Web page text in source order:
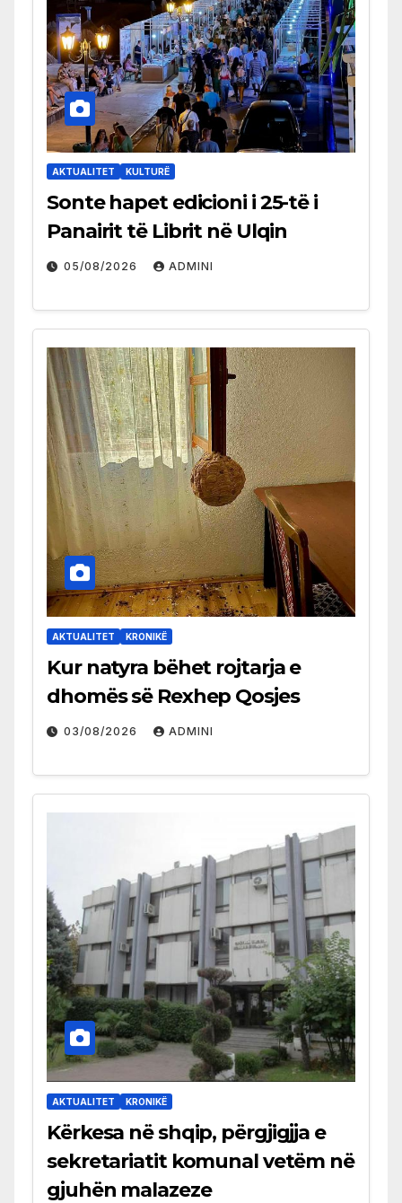
AKTUALITET KULTURË
Sonte hapet edicioni i 25-të i
Panairit të Librit në Ulqin
05/08/2026 ADMINI
AKTUALITET KRONIKË
Kur natyra bëhet rojtarja e
dhomës së Rexhep Qosjes
03/08/2026 ADMINI
AKTUALITET KRONIKË
Kërkesa në shqip, përgjigjja e
sekretariatit komunal vetëm në
gjuhën malazeze